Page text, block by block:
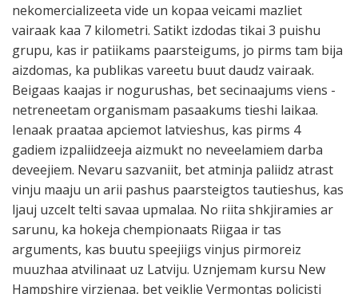
nekomercializeeta vide un kopaa veicami mazliet
vairaak kaa 7 kilometri. Satikt izdodas tikai 3 puishu
grupu, kas ir patiikams paarsteigums, jo pirms tam bija
aizdomas, ka publikas vareetu buut daudz vairaak.
Beigaas kaajas ir nogurushas, bet secinaajums viens -
netreneetam organismam pasaakums tieshi laikaa.
Ienaak praataa apciemot latvieshus, kas pirms 4
gadiem izpaliidzeeja aizmukt no neveelamiem darba
deveejiem. Nevaru sazvaniit, bet atminja paliidz atrast
vinju maaju un arii pashus paarsteigtos tautieshus, kas
ljauj uzcelt telti savaa upmalaa. No riita shkjiramies ar
sarunu, ka hokeja chempionaats Riigaa ir tas
arguments, kas buutu speejiigs vinjus pirmoreiz
muuzhaa atvilinaat uz Latviju. Uznjemam kursu New
Hampshire virzienaa, bet veiklie Vermontas policisti